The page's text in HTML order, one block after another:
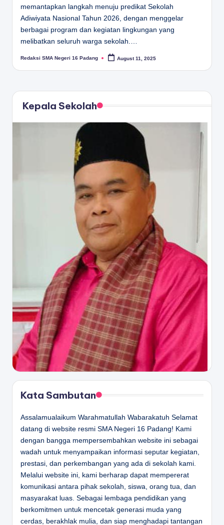
memantapkan langkah menuju predikat Sekolah
Adiwiyata Nasional Tahun 2026, dengan menggelar
berbagai program dan kegiatan lingkungan yang
melibatkan seluruh warga sekolah.…
Posted
Redaksi SMA Negeri 16 Padang August 11, 2025
Kepala Sekolah
Kata Sambutan
Assalamualaikum Warahmatullah Wabarakatuh Selamat
datang di website resmi SMA Negeri 16 Padang! Kami
dengan bangga mempersembahkan website ini sebagai
wadah untuk menyampaikan informasi seputar kegiatan,
prestasi, dan perkembangan yang ada di sekolah kami.
Melalui website ini, kami berharap dapat mempererat
komunikasi antara pihak sekolah, siswa, orang tua, dan
masyarakat luas. Sebagai lembaga pendidikan yang
berkomitmen untuk mencetak generasi muda yang
cerdas, berakhlak mulia, dan siap menghadapi tantangan